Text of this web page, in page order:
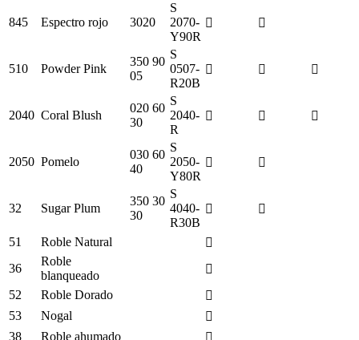
845 Espectro rojo 3020
S
2070-
Y90R
510 Powder Pink
350 90
05
S
0507-
R20B
2040 Coral Blush
020 60
30
S
2040-
R
2050 Pomelo
030 60
40
S
2050-
Y80R
32 Sugar Plum
350 30
30
S
4040-
R30B
51
Roble Natural
36
Roble
blanqueado
52
Roble Dorado
53
Nogal
38
Roble ahumado